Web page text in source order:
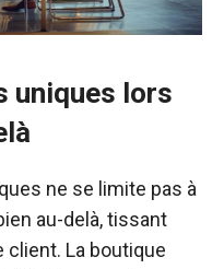
uniques lors
ne se limite pas à
au-delà, tissant
client. La boutique